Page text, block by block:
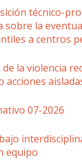
técnico-
sobre la
a centros
la violencia
acciones
07-2026
equipo